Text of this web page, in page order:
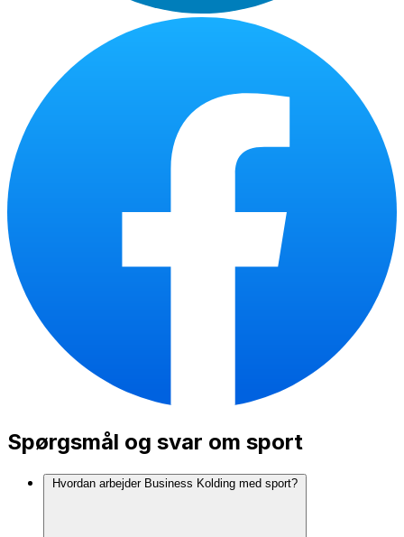
Spørgsmål og svar om sport
Hvordan arbejder Business Kolding med sport?